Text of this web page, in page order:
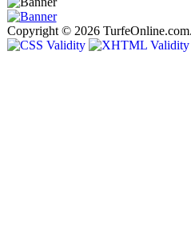
Copyright © 2026